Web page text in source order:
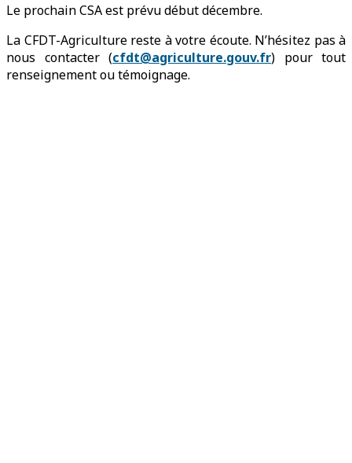
Le prochain CSA est prévu début décembre.
La CFDT-Agriculture reste à votre écoute. N’hésitez pas à
nous contacter (cfdt@agriculture.gouv.fr) pour tout
renseignement ou témoignage.